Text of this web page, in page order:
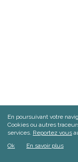
En poursuivant votre
Cookies ou autres
services. Reportez vous
Ok
En savoir plus